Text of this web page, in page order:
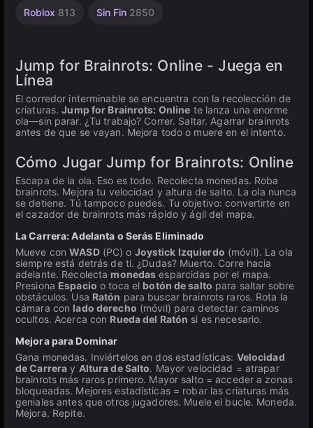
Roblox 813 Sin Fin 2850
Jump for Brainrots: Online - Juega en
Línea
El corredor interminable se encuentra con la recolección de
criaturas.Jump for Brainrots: Online te lanza una enorme
ola—sin parar. ¿Tu trabajo? Correr. Saltar. Agarrar brainrots
antes de que se vayan. Mejora todo o muere en el intento.
Cómo Jugar Jump for Brainrots: Online
Escapa de la ola. Eso es todo. Recolecta monedas. Roba
brainrots. Mejora tu velocidad y altura de salto. La ola nunca
se detiene. Tú tampoco puedes. Tu objetivo: convertirte en
el cazador de brainrots más rápido y ágil del mapa.
La Carrera: Adelanta o Serás Eliminado
Mueve conWASD(PC) o Joystick Izquierdo (móvil). La ola
siempre está detrás de ti. ¿Dudas? Muerto. Corre hacia
adelante. Recolecta monedas esparcidas por el mapa.
Presiona Espacio o toca el botón de salto para saltar sobre
obstáculos. Usa Ratón para buscar brainrots raros. Rota la
cámara con lado derecho (móvil) para detectar caminos
ocultos. Acerca con Rueda del Ratón si es necesario.
Mejora para Dominar
Gana monedas. Inviértelos en dos estadísticas: Velocidad
de Carrera y Altura de Salto. Mayor velocidad = atrapar
brainrots más raros primero. Mayor salto = acceder a zonas
bloqueadas. Mejores estadísticas = robar las criaturas más
geniales antes que otros jugadores. Muele el bucle. Moneda.
Mejora. Repite.